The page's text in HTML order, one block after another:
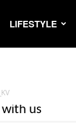
LIFESTYLE
with us